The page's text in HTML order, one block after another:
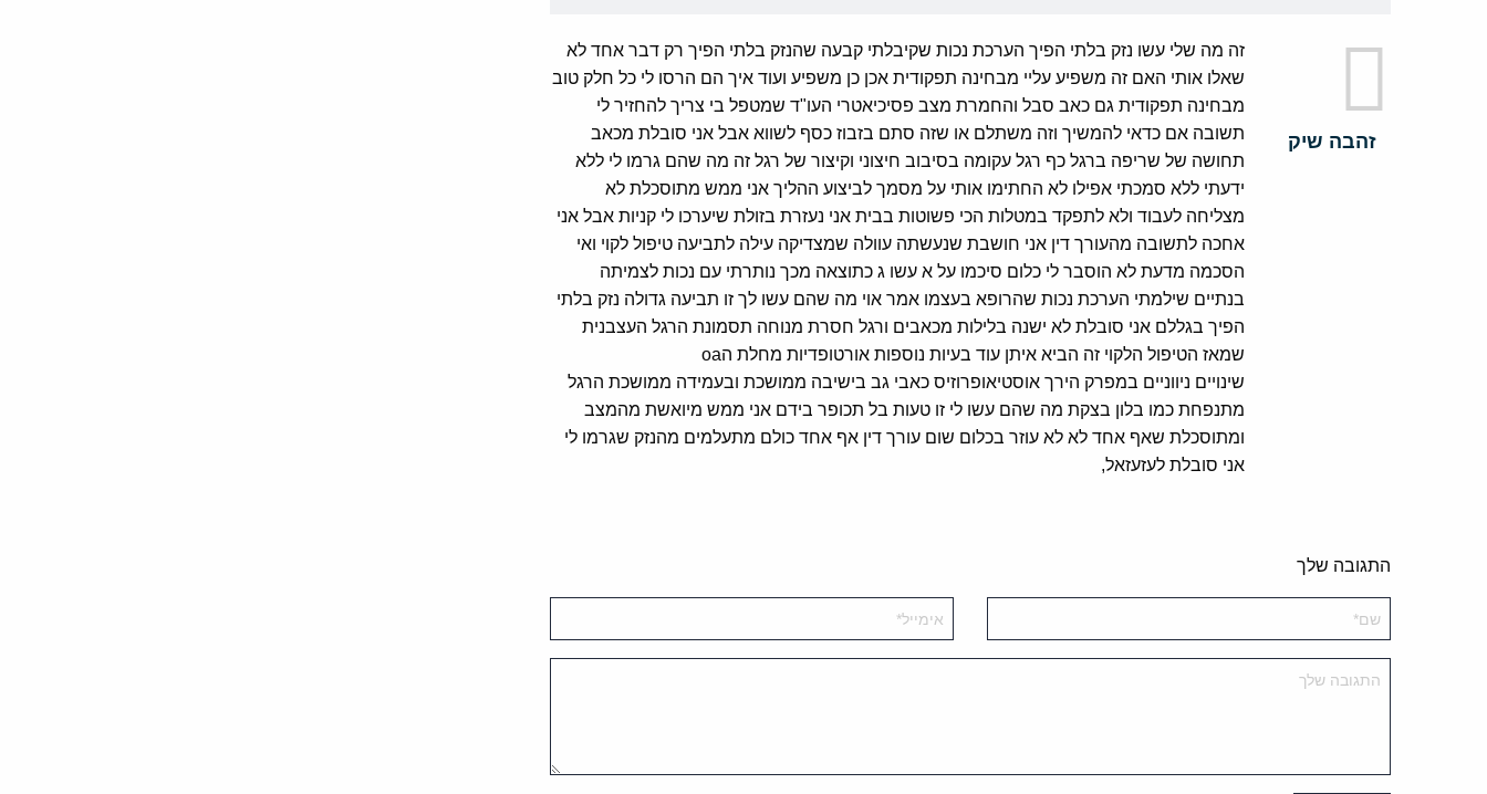
זהבה שיק
זה מה שלי עשו נזק בלתי הפיך הערכת נכות שקיבלתי קבעה שהנזק בלתי הפיך רק דבר אחד לא
שאלו אותי האם זה משפיע עליי מבחינה תפקודית אכן כן משפיע ועוד איך הם הרסו לי כל חלק טוב
מבחינה תפקודית גם כאב סבל והחמרת מצב פסיכיאטרי העו"ד שמטפל בי צריך להחזיר לי
תשובה אם כדאי להמשיך וזה משתלם או שזה סתם בזבוז כסף לשווא אבל אני סובלת מכאב
תחושה של שריפה ברגל כף רגל עקומה בסיבוב חיצוני וקיצור של רגל זה מה שהם גרמו לי ללא
ידעתי ללא סמכתי אפילו לא החתימו אותי על מסמך לביצוע ההליך אני ממש מתוסכלת לא
מצליחה לעבוד ולא לתפקד במטלות הכי פשוטות בבית אני נעזרת בזולת שיערכו לי קניות אבל אני
אחכה לתשובה מהעורך דין אני חושבת שנעשתה עוולה שמצדיקה עילה לתביעה טיפול לקוי ואי
הסכמה מדעת לא הוסבר לי כלום סיכמו על א עשו ג כתוצאה מכך נותרתי עם נכות לצמיתה
בנתיים שילמתי הערכת נכות שהרופא בעצמו אמר אוי מה שהם עשו לך זו תביעה גדולה נזק בלתי
הפיך בגללם אני סובלת לא ישנה בלילות מכאבים ורגל חסרת מנוחה תסמונת הרגל העצבנית
שמאז הטיפול הלקוי זה הביא איתן עוד בעיות נוספות אורטופדיות מחלת הoa
שינויים ניווניים במפרק הירך אוסטיאופרוזיס כאבי גב בישיבה ממושכת ובעמידה ממושכת הרגל
מתנפחת כמו בלון בצקת מה שהם עשו לי זו טעות בל תכופר בידם אני ממש מיואשת מהמצב
ומתוסכלת שאף אחד לא לא עוזר בכלום שום עורך דין אף אחד כולם מתעלמים מהנזק שגרמו לי
אני סובלת לעזעזאל,
התגובה שלך